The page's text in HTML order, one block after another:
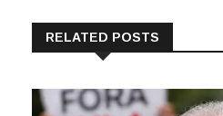
RELATED POSTS